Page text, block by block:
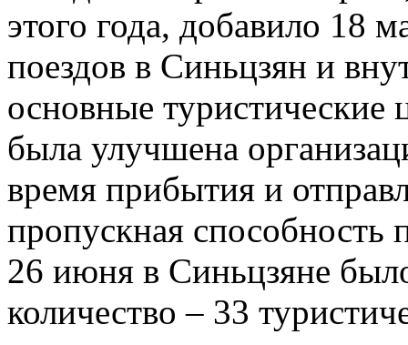
этого года, добавило 18
поездов в Синьцзян и
основные
была улучшена
время прибытия и
пропускная способность
26 июня в Синьцзяне
количество – 33